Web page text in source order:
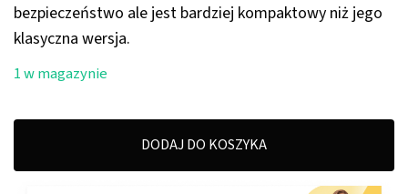
bezpieczeństwo ale jest bardziej kompaktowy niż jego
klasyczna wersja.
1 w magazynie
DODAJ DO KOSZYKA